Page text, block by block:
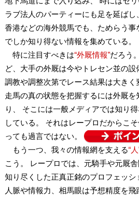
ラブ法人のパーティーにも足を延ば
香港などの海外競馬でも、ためらう事
でしか知り得ない情報を集めている。
特に注目すべきは“外厩情報”だろう
ど、大手の外厩は今やトレセン並の
調教や調整次第でレース結果は大きく
走馬の真の状態を把握するには外厩を
り、 そこには一般メディアでは知り
している。 それはレープロだからこ
っても過言ではない。
もう一つ、我々の情報網を支える“人
こう。 レープロでは、元騎手や元厩
知り尽くした正真正銘のプロフェッシ
人脈や情報力、相馬眼は予想精度を